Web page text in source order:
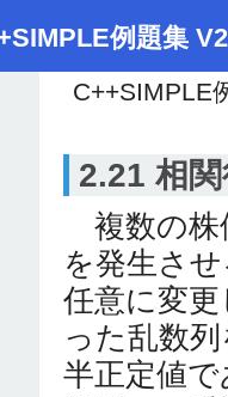
例題集
C++SIMPLE
2.21 相
複数の株
を発生さ
任意に変
った乱数
半正定値